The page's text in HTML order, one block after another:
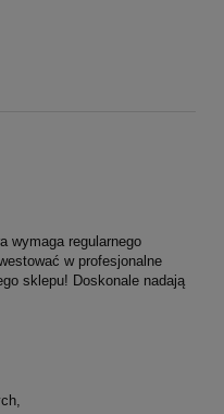
wymaga regularnego
w profesjonalne
sklepu! Doskonale nadają